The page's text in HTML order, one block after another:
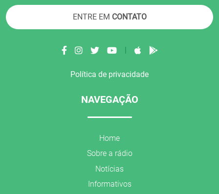
ENTRE EM CONTATO
|
Política de privacidade
NAVEGAÇÃO
Home
Sobre a rádio
Notícias
Informativos